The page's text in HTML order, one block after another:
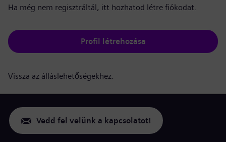
Ha még nem regisztráltál, itt hozhatod létre fiókodat.
Profil létrehozása
Vissza az álláslehetőségekhez.
Vedd fel velünk a kapcsolatot!